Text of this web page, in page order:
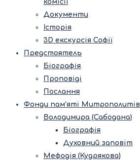
комісії
Документи
Історія
3D екскурсія Софії
Предстоятель
Біографія
Проповіді
Послання
Фонди пам’яті Митрополитів
Володимира (Сабодана)
Біографія
Духовний заповіт
Мефодія (Кудрякова)